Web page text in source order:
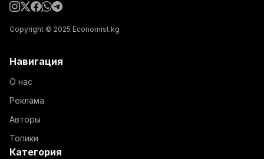
Copyright © 2025 Economist.kg
Навигация
О нас
Реклама
Авторы
Топики
Категория